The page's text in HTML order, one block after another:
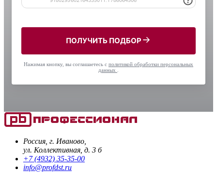
ПОЛУЧИТЬ ПОДБОР
Нажимая кнопку, вы соглашаетесь с политикой обработки персональных
данных
Россия, г. Иваново,
ул. Коллективная, д. 3 б
+7 (4932) 35-35-00
info@profdst.ru